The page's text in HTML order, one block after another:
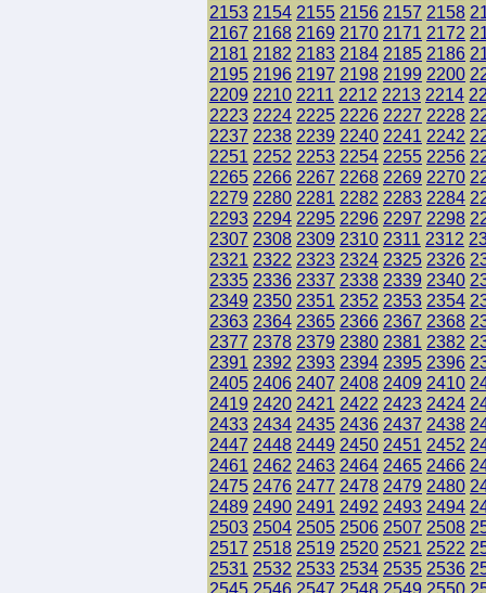
2153 2154 2155 2156 2157 2158
2167 2168 2169 2170 2171 2172
2181 2182 2183 2184 2185 2186
2195 2196 2197 2198 2199 2200
2209 2210 2211 2212 2213 2214
2223 2224 2225 2226 2227 2228
2237 2238 2239 2240 2241 2242
2251 2252 2253 2254 2255 2256
2265 2266 2267 2268 2269 2270
2279 2280 2281 2282 2283 2284
2293 2294 2295 2296 2297 2298
2307 2308 2309 2310 2311 2312
2321 2322 2323 2324 2325 2326
2335 2336 2337 2338 2339 2340
2349 2350 2351 2352 2353 2354
2363 2364 2365 2366 2367 2368
2377 2378 2379 2380 2381 2382
2391 2392 2393 2394 2395 2396
2405 2406 2407 2408 2409 2410
2419 2420 2421 2422 2423 2424
2433 2434 2435 2436 2437 2438
2447 2448 2449 2450 2451 2452
2461 2462 2463 2464 2465 2466
2475 2476 2477 2478 2479 2480
2489 2490 2491 2492 2493 2494
2503 2504 2505 2506 2507 2508
2517 2518 2519 2520 2521 2522
2531 2532 2533 2534 2535 2536
2545 2546 2547 2548 2549 2550